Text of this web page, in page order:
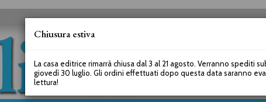
Chiusura estiva
La casa editrice rimarrà chiusa dal 3 al 21 agosto. Verranno spediti
giovedì 30 luglio. Gli ordini effettuati dopo questa data saranno
lettura!